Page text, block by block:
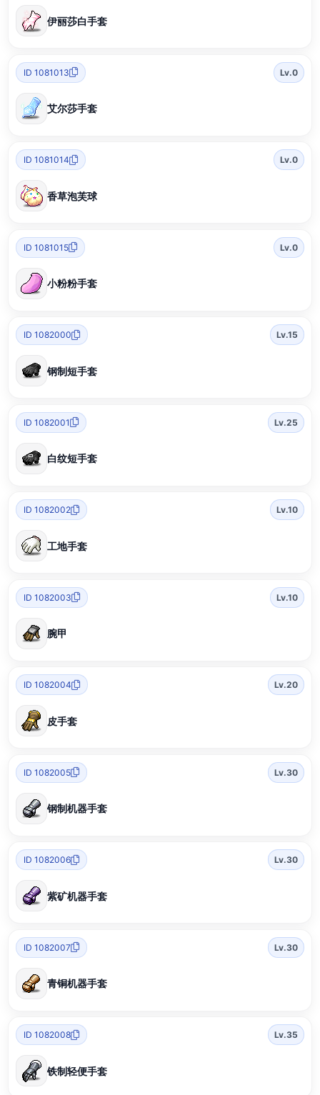
伊丽莎白手套
ID 1081013 Lv.0
艾尔莎手套
ID 1081014 Lv.0
香草泡芙球
ID 1081015 Lv.0
小粉粉手套
ID 1082000 Lv.15
钢制短手套
ID 1082001 Lv.25
白纹短手套
ID 1082002 Lv.10
工地手套
ID 1082003 Lv.10
腕甲
ID 1082004 Lv.20
皮手套
ID 1082005 Lv.30
钢制机器手套
ID 1082006 Lv.30
紫矿机器手套
ID 1082007 Lv.30
青铜机器手套
ID 1082008 Lv.35
铁制轻便手套